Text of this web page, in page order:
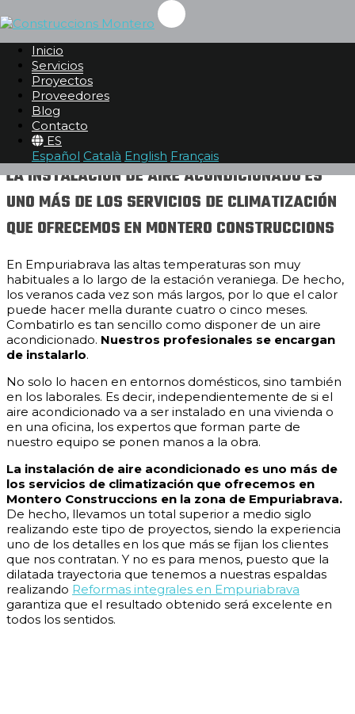
Inicio
Servicios
Proyectos
Proveedores
Blog
Contacto
ES
Español Català English Français
INSTALACIÓN AIRE ACONDICIONADO EN
EMPURIABRAVA
Servicios
Climatización
Instalación Aire Acondicionado
Instalación Aire Acondicionado en Empuriabrava
LA INSTALACIÓN DE AIRE ACONDICIONADO ES
UNO MÁS DE LOS SERVICIOS DE CLIMATIZACIÓN
QUE OFRECEMOS EN MONTERO CONSTRUCCIONS
En Empuriabrava las altas temperaturas son muy
habituales a lo largo de la estación veraniega. De hecho,
los veranos cada vez son más largos, por lo que el calor
puede hacer mella durante cuatro o cinco meses.
Combatirlo es tan sencillo como disponer de un aire
acondicionado. Nuestros profesionales se encargan
de instalarlo.
No solo lo hacen en entornos domésticos, sino también
en los laborales. Es decir, independientemente de si el
aire acondicionado va a ser instalado en una vivienda o
en una oficina, los expertos que forman parte de
nuestro equipo se ponen manos a la obra.
La instalación de aire acondicionado es uno más de
los servicios de climatización que ofrecemos en
Montero Construccions en la zona de Empuriabrava.
De hecho, llevamos un total superior a medio siglo
realizando este tipo de proyectos, siendo la experiencia
uno de los detalles en los que más se fijan los clientes
que nos contratan. Y no es para menos, puesto que la
dilatada trayectoria que tenemos a nuestras espaldas
realizando Reformas integrales en Empuriabrava
garantiza que el resultado obtenido será excelente en
todos los sentidos.